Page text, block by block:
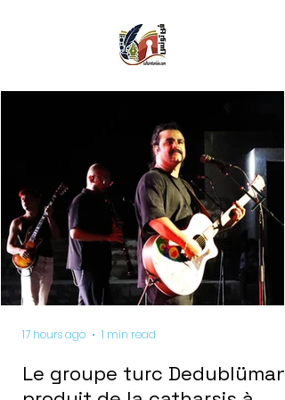
Le groupe turc Dedublüman
17 hours ago 1 min read